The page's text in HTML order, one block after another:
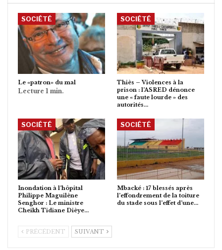
SOCIÉTÉ
Le «patron» du mal
SOCIÉTÉ
Thiès – Violences à la
prison : l’ASRED dénonce
une « faute lourde » des
autorités…
SOCIÉTÉ
Inondation à l’hôpital
Philippe Maguilène
Senghor : Le ministre
Cheikh Tidiane Dièye…
SOCIÉTÉ
Mbacké : 17 blessés après
l’effondrement de la toiture
du stade sous l’effet d’une…
PRÉCÉDENT SUIVANT